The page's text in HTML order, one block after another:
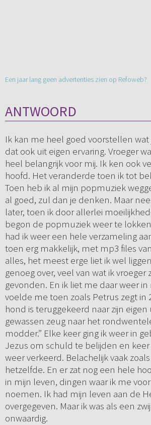
Een jaar lang geen advertenties zien op Refoweb?
ANTWOORD
Ik kan me heel goed voorstellen wat
dat ook uit eigen ervaring. Vroeger
heel belangrijk voor mij. Ik ken ook
hoofd. Het veranderde toen ik tot
Toen heb ik al mijn popmuziek
al goed, zul dan je denken. Maar
later, toen ik door allerlei
begon de popmuziek weer te
had ik weer een hele verzameling
toen erg makkelijk, met mp3 files
alles, het meest erge liet ik wel
genoeg over, veel van wat ik vroeger
gevonden. En ik liet me daar weer
voelde me toen zoals Petrus zegt in
hond is teruggekeerd naar zijn
gewassen zeug naar het
modder.” Elke keer ging ik weer in
Jezus om schuld te belijden en
weer verkeerd. Belachelijk vaak zoals
hetzelfde. En er zat nog een hele
in mijn leven, dingen waar ik me
noemen. Ik had mijn leven aan de
overgegeven. Maar ik was als een
onwaardig.